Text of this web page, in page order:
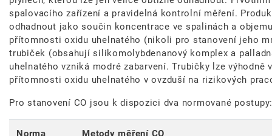
spalovacího zařízení a pravidelná kontrolní měření.
odhadnout jako součin koncentrace ve spalinách a
přítomnosti oxidu uhelnatého (nikoli pro stanovení jeho
trubiček (obsahují silikomolybdenanový komplex a
uhelnatého vzniká modré zabarvení. Trubičky lze
přítomnosti oxidu uhelnatého v ovzduší na rizikových
Pro stanovení CO jsou k dispozici dva normované postupy: